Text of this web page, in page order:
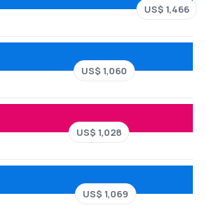
US$ 1,466
US$ 1,060
US$ 1,028
US$ 1,069